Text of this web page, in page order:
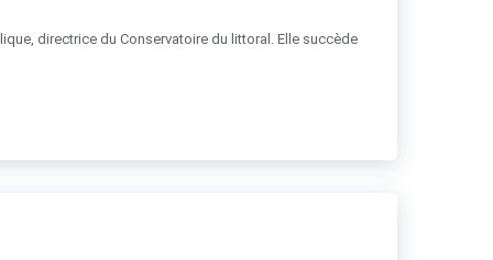
directrice du Conservatoire du littoral. Elle succède